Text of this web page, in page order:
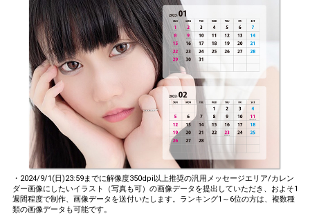
・2024/9/1(日)23:59までに解像度350dpi以上推奨の汎用メッセージエリア/カレン
ダー画像にしたいイラスト（写真も可）の画像データを提出していただき、およそ1
週間程度で制作、画像データを送付いたします。ランキング1～6位の方は、複数種
類の画像データも可能です。